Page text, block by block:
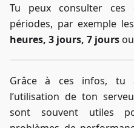
Tu peux consulter ces
périodes, par exemple
heures, 3 jours, 7 joursou
Grâce à ces infos, tu
l’utilisation de ton
sont souvent utiles